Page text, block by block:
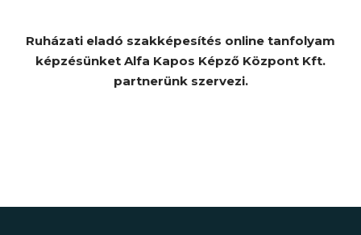
Ruházati eladó szakképesítés online tanfolyam
képzésünket Alfa Kapos Képző Központ Kft.
partnerünk szervezi.